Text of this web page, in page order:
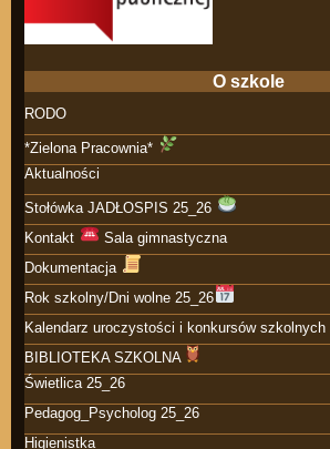
O szkole
RODO
*Zielona Pracownia*
Aktualności
Stołówka JADŁOSPIS 25_26
Kontakt
Sala gimnastyczna
Dokumentacja
Rok szkolny/Dni wolne 25_26
Kalendarz uroczystości i konkursów szkolnych
BIBLIOTEKA SZKOLNA
Świetlica 25_26
Pedagog_Psycholog 25_26
Higienistka